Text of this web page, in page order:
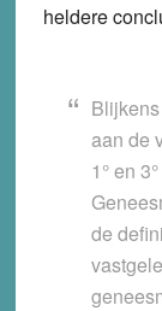
heldere
aan de
1° en
de